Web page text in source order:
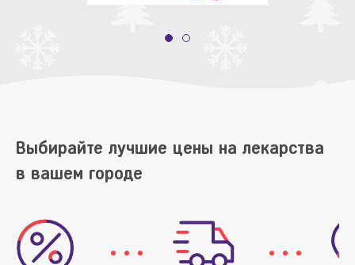
Выбирайте лучшие цены на лекарства
в вашем городе